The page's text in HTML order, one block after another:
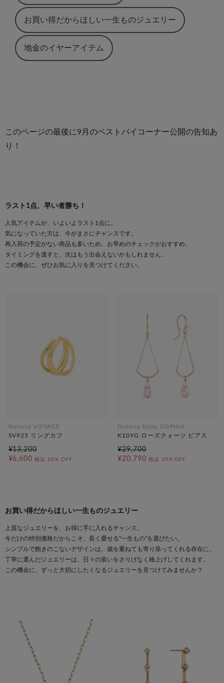
お買い得だからほしい一生ものジュエリー
地金のイヤーアイテム
このページの最後に9月のベストバイコーナー公開の告知あ
り！
ラスト1点、早い者勝ち！
人気アイテムが、いよいよラスト1点に。
気になっていた方は、今がまさにチャンスです。
再入荷の予定がない商品も多いため、お早めのチェックがおすすめ。
タイミングを逃すと、次はもう出会えないかもしれません。
この機会に、ぜひお気に入りを見つけてください。
festaria VOYAGE
SV925 リングカフ
¥13,200
¥6,600 税込 50% OFF
festaria bijou SOPHIA
K10YG ローズクォーツ ピアス
¥29,700
¥20,790 税込 30% OFF
お買い得だからほしい一生ものジュエリー
上質なジュエリーを、お得に手に入れるチャンス。
今だけの特別価格だからこそ、長く愛せる“一生もの”を選びたい。
シンプルで飽きのこないデザインは、歳を重ねても寄り添ってくれる存在に。
丁寧に選んだジュエリーは、日々の装いをさりげなく格上げしてくれます。
この機会に、ずっと大切にしたくなるジュエリーを見つけてみませんか？